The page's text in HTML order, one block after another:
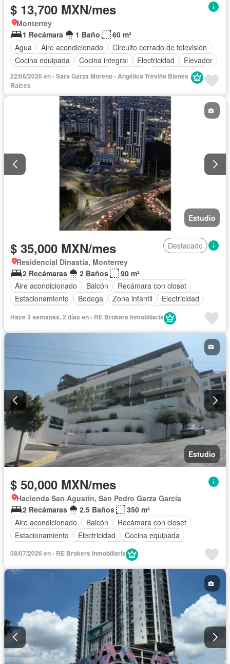
$ 13,700 MXN/mes
Monterrey
1 Recámara
1 Baño
60 m²
Agua
Aire acondicionado
Circuito cerrado de televisión
Cocina equipada
Cocina integral Electricidad
Elevador
Estacionamiento
Gimnasio Internet
Sala polivalente
Terraza
22/06/2026 en - Sara Garza Moreno - Angélica Treviño Bienes
Raíces
Estudio
$ 35,000 MXN/mes
Destacado
Residencial Dinastía, Monterrey
2 Recámaras
2 Baños
90 m²
Aire acondicionado
Balcón
Recámara con closet
Estacionamiento
Bodega Zona infantil
Electricidad
Cocina integral
Gas natural
Hace 3 semanas, 2 días en - RE Brokers Inmobiliaria
Estudio
$ 50,000 MXN/mes
Hacienda San Agustín, San Pedro Garza García
2 Recámaras
2.5 Baños
350 m²
Aire acondicionado
Balcón
Recámara con closet
Estacionamiento
Electricidad
Cocina equipada
Elevador
08/07/2026 en - RE Brokers Inmobiliaria